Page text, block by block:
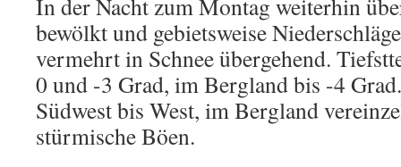
In der Nacht zum Montag weiterhin
bewölkt und gebietsweise
vermehrt in Schnee übergehend.
0 und -3 Grad, im Bergland bis -4
Südwest bis West, im Bergland
stürmische Böen.